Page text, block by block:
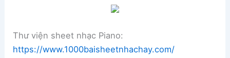
Thư viện sheet nhạc Piano:
https://www.1000baisheetnhachay.com/